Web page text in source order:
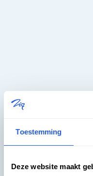
Toestemming
Deze website maakt